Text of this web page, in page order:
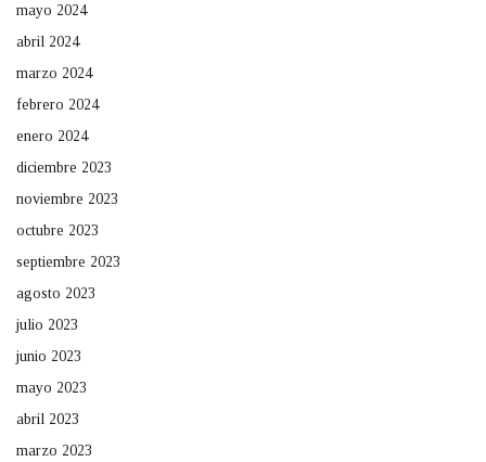
mayo 2024
abril 2024
marzo 2024
febrero 2024
enero 2024
diciembre 2023
noviembre 2023
octubre 2023
septiembre 2023
agosto 2023
julio 2023
junio 2023
mayo 2023
abril 2023
marzo 2023